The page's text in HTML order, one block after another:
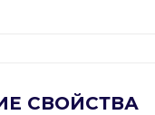
СВОЙСТВА